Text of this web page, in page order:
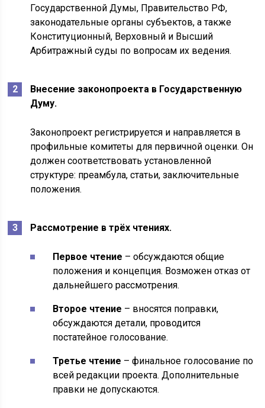
Государственной Думы, Правительство РФ,
законодательные органы субъектов, а также
Конституционный, Верховный и Высший
Арбитражный суды по вопросам их ведения.
Внесение законопроекта в Государственную
Думу.
Законопроект регистрируется и направляется в
профильные комитеты для первичной оценки. Он
должен соответствовать установленной
структуре: преамбула, статьи, заключительные
положения.
Рассмотрение в трёх чтениях.
Первое чтение – обсуждаются общие
положения и концепция. Возможен отказ от
дальнейшего рассмотрения.
Второе чтение – вносятся поправки,
обсуждаются детали, проводится
постатейное голосование.
Третье чтение – финальное голосование по
всей редакции проекта. Дополнительные
правки не допускаются.